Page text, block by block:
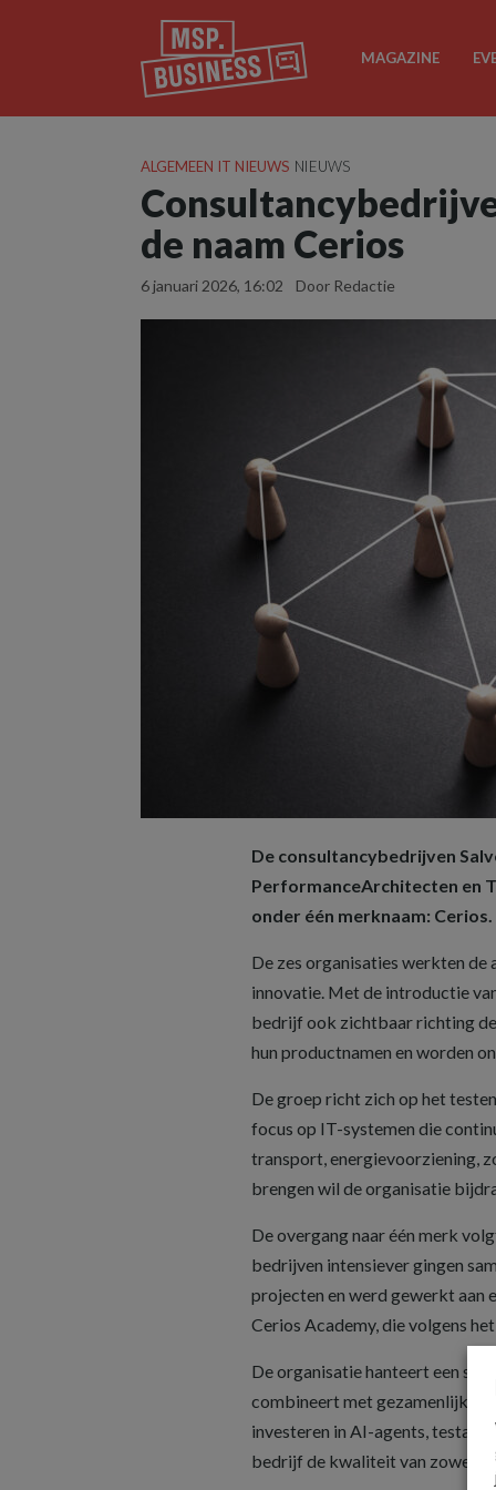
MAGAZINE
ALGEMEEN IT NIEUWS NIEUWS
de naam Cerios
6 januari 2026, 16:02 Door Redactie
De consultancybedrijven
PerformanceArchitecten en
onder één merknaam:
De zes organisaties werkten de
innovatie. Met de introductie
bedrijf ook zichtbaar richting
hun productnamen en worden
De groep richt zich op het
focus op IT-systemen die
transport, energievoorziening,
brengen wil de organisatie
De overgang naar één merk
bedrijven intensiever gingen
projecten en werd gewerkt aan
Cerios Academy, die volgens
De organisatie hanteert een
combineert met gezamenlijke
investeren in AI-agents,
bedrijf de kwaliteit van zowel